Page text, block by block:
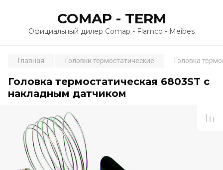
COMAP - TERM
Официальный дилер Comap - Flamco - Meibes
Главная Головки термостатические Головка
Головка термостатическая 6803ST с
накладным датчиком